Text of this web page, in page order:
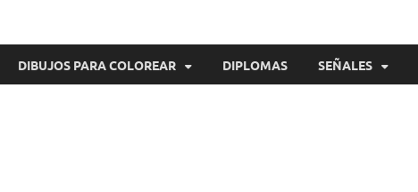
DIBUJOS PARA COLOREAR DIPLOMAS SEÑALES